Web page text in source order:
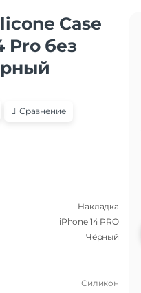
Case
Pro без
Сравнение
Накладка
iPhone 14 PRO
Чёрный
Силикон